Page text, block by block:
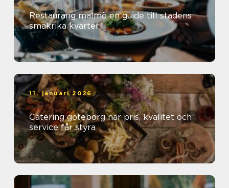
Restaurang malmö en guide till stadens
smakrika kvarter
11. januari 2026
Catering göteborg när pris, kvalitet och
service får styra